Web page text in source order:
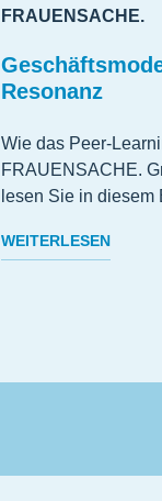
FRAUENSACHE.
Resonanz
Wie das Peer-
FRAUENSACHE.
lesen Sie in diesem
WEITERLESEN